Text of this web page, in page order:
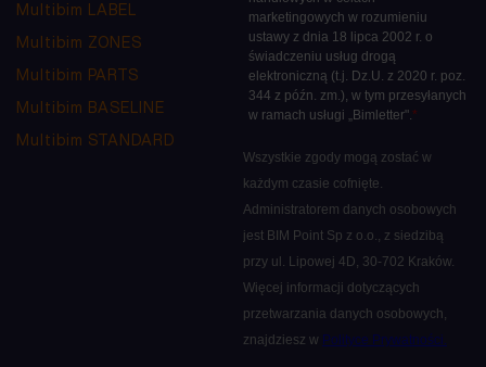
Multibim LABEL
Multibim ZONES
Multibim PARTS
Multibim BASELINE
Multibim STANDARD